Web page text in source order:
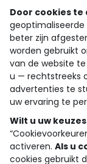
wie zijn we?
hulp nodig
loyalty club
onze catalogus
Door cookies
beter zijn
worden gebruikt
van de website
u — rechtstreeks
advertenties te
uw ervaring te
Wilt u uw
activeren. Als u
cookies gebruikt